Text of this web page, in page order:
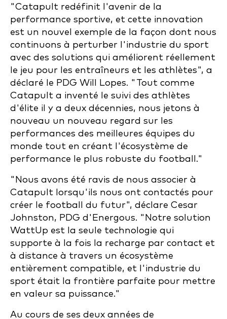
"Catapult redéfinit l'avenir de la
performance sportive, et cette innovation
est un nouvel exemple de la façon dont nous
continuons à perturber l'industrie du sport
avec des solutions qui améliorent réellement
le jeu pour les entraîneurs et les athlètes", a
déclaré le PDG Will Lopes. "Tout comme
Catapult a inventé le suivi des athlètes
d'élite il y a deux décennies, nous jetons à
nouveau un nouveau regard sur les
performances des meilleures équipes du
monde tout en créant l'écosystème de
performance le plus robuste du football."
"Nous avons été ravis de nous associer à
Catapult lorsqu'ils nous ont contactés pour
créer le football du futur", déclare Cesar
Johnston, PDG d'Energous. "Notre solution
WattUp est la seule technologie qui
supporte à la fois la recharge par contact et
à distance à travers un écosystème
entièrement compatible, et l'industrie du
sport était la frontière parfaite pour mettre
en valeur sa puissance."
Au cours de ses deux années de